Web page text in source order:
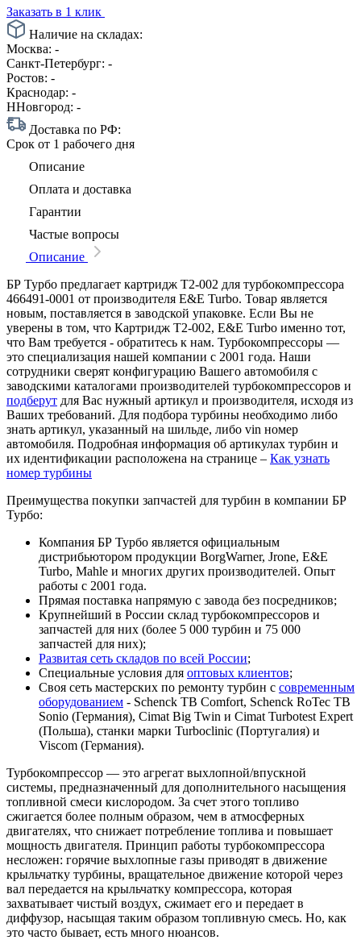
Заказать в 1 клик
Наличие на складах:
Москва: -
Санкт-Петербург: -
Ростов: -
Краснодар: -
ННовгород: -
Доставка по РФ:
Срок от 1 рабочего дня
Описание
Оплата и доставка
Гарантии
Частые вопросы
Описание
БР Турбо предлагает картридж T2-002 для турбокомпрессора
466491-0001 от производителя E&E Turbo. Товар является
новым, поставляется в заводской упаковке. Если Вы не
уверены в том, что Картридж T2-002, E&E Turbo именно тот,
что Вам требуется - обратитесь к нам. Турбокомпрессоры —
это специализация нашей компании с 2001 года. Наши
сотрудники сверят конфигурацию Вашего автомобиля с
заводскими каталогами производителей турбокомпрессоров и
подберут для Вас нужный артикул и производителя, исходя из
Ваших требований. Для подбора турбины необходимо либо
знать артикул, указанный на шильде, либо vin номер
автомобиля. Подробная информация об артикулах турбин и
их идентификации расположена на странице – Как узнать
номер турбины
Преимущества покупки запчастей для турбин в компании БР
Турбо:
Компания БР Турбо является официальным
дистрибьютором продукции BorgWarner, Jrone, E&E
Turbo, Mahle и многих других производителей. Опыт
работы с 2001 года.
Прямая поставка напрямую с завода без посредников;
Крупнейший в России склад турбокомпрессоров и
запчастей для них (более 5 000 турбин и 75 000
запчастей для них);
Развитая сеть складов по всей России;
Специальные условия для оптовых клиентов;
Своя сеть мастерских по ремонту турбин с современным
оборудованием - Schenck TB Comfort, Schenck RoTec TB
Sonio (Германия), Cimat Big Twin и Cimat Turbotest Expert
(Польша), станки марки Turboclinic (Португалия) и
Viscom (Германия).
Турбокомпрессор — это агрегат выхлопной/впускной
системы, предназначенный для дополнительного насыщения
топливной смеси кислородом. За счет этого топливо
сжигается более полным образом, чем в атмосферных
двигателях, что снижает потребление топлива и повышает
мощность двигателя. Принцип работы турбокомпрессора
несложен: горячие выхлопные газы приводят в движение
крыльчатку турбины, вращательное движение которой через
вал передается на крыльчатку компрессора, которая
захватывает чистый воздух, сжимает его и передает в
диффузор, насыщая таким образом топливную смесь. Но, как
это часто бывает, есть много нюансов.